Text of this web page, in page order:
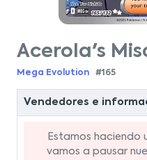
Acerola's
Mega Evolution #165
Vendedores e
Estamos haciendo
vamos a pausar